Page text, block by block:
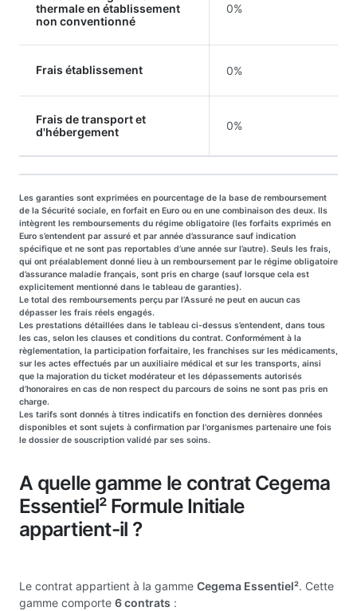
thermale en établissement
non conventionné
0%
Frais établissement 0%
Frais de transport et
d'hébergement
0%
Les garanties sont exprimées en pourcentage de la base de remboursement
de la Sécurité sociale, en forfait en Euro ou en une combinaison des deux. Ils
intègrent les remboursements du régime obligatoire (les forfaits exprimés en
Euro s’entendent par assuré et par année d’assurance sauf indication
spécifique et ne sont pas reportables d’une année sur l’autre). Seuls les frais,
qui ont préalablement donné lieu à un remboursement par le régime obligatoire
d’assurance maladie français, sont pris en charge (sauf lorsque cela est
explicitement mentionné dans le tableau de garanties).
Le total des remboursements perçu par l’Assuré ne peut en aucun cas
dépasser les frais réels engagés.
Les prestations détaillées dans le tableau ci-dessus s’entendent, dans tous
les cas, selon les clauses et conditions du contrat. Conformément à la
règlementation, la participation forfaitaire, les franchises sur les médicaments,
sur les actes effectués par un auxiliaire médical et sur les transports, ainsi
que la majoration du ticket modérateur et les dépassements autorisés
d’honoraires en cas de non respect du parcours de soins ne sont pas pris en
charge.
Les tarifs sont donnés à titres indicatifs en fonction des dernières données
disponibles et sont sujets à confirmation par l'organismes partenaire une fois
le dossier de souscription validé par ses soins.
A quelle gamme le contrat Cegema
Essentiel² Formule Initiale
appartient-il ?
Le contrat appartient à la gamme Cegema Essentiel². Cette
gamme comporte 6 contrats :